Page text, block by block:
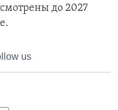
до 2027
us